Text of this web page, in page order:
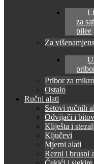
za
pilee
Za
Pribor za
Ostalo
Ručni alati
Setovi ručnih
Odvijači i
Kliješta i
Ključevi
Mjerni alati
Rezni i brusni